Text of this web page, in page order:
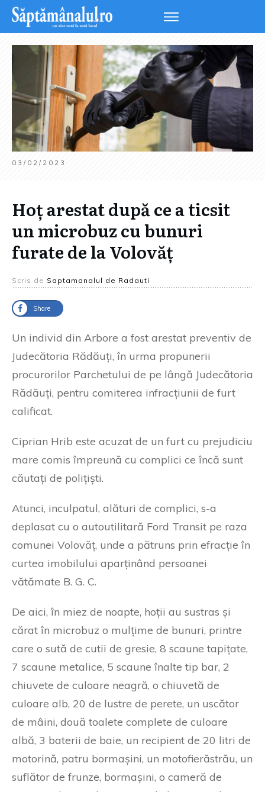
03/02/2023
Hoț arestat după ce a ticsit
un microbuz cu bunuri
furate de la Volovăț
Scris de Saptamanalul de Radauti
Share
Un individ din Arbore a fost arestat preventiv de
Judecătoria Rădăuți, în urma propunerii
procurorilor Parchetului de pe lângă Judecătoria
Rădăuți, pentru comiterea infracțiunii de furt
calificat.
Ciprian Hrib este acuzat de un furt cu prejudiciu
mare comis împreună cu complici ce încă sunt
căutați de polițiști.
Atunci, inculpatul, alături de complici, s-a
deplasat cu o autoutilitară Ford Transit pe raza
comunei Volovăț, unde a pătruns prin efracție în
curtea imobilului aparținând persoanei
vătămate B. G. C.
De aici, în miez de noapte, hoții au sustras și
cărat în microbuz o mulțime de bunuri, printre
care o sută de cutii de gresie, 8 scaune tapițate,
7 scaune metalice, 5 scaune înalte tip bar, 2
chiuvete de culoare neagră, o chiuvetă de
culoare alb, 20 de lustre de perete, un uscător
de mâini, două toalete complete de culoare
albă, 3 baterii de baie, un recipient de 20 litri de
motorină, patru bormașini, un motofierăstrău, un
suflător de frunze, bormașini, o cameră de